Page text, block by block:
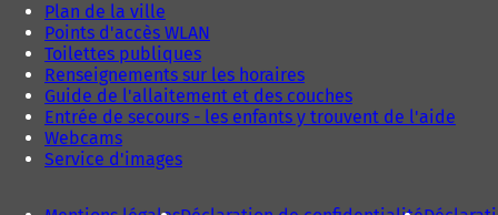
Plan de la ville
Points d'accès WLAN
Toilettes publiques
Renseignements sur les horaires
Guide de l'allaitement et des couches
Entrée de secours - les enfants y trouvent de l'aide
Webcams
Service d'images